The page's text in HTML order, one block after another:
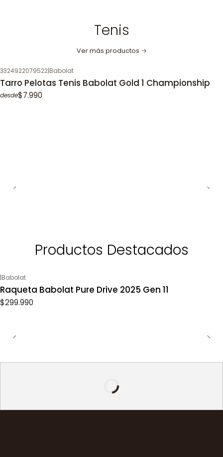
Tenis
Ver más productos
3324922079522|Babolat
Tarro Pelotas Tenis Babolat Gold 1 Championship
desde$7.990
Productos Destacados
|Babolat
Raqueta Babolat Pure Drive 2025 Gen 11
$299.990